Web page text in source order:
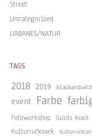
Street
Uncategorized
URBANES/NATUR
TAGS
2018 2019
event Farbe
Fotoworkshop Guido Kraut
Kulturrucksack